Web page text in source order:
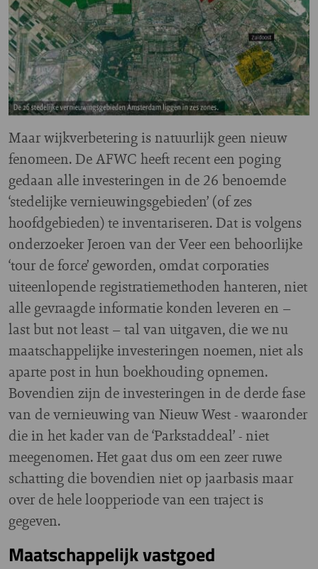
Maar wijkverbetering is natuurlijk geen nieuw
fenomeen. De AFWC heeft recent een poging
gedaan alle investeringen in de 26 benoemde
‘stedelijke vernieuwingsgebieden’ (of zes
hoofdgebieden) te inventariseren. Dat is volgens
onderzoeker Jeroen van der Veer een behoorlijke
‘tour de force’ geworden, omdat corporaties
uiteenlopende registratiemethoden hanteren, niet
alle gevraagde informatie konden leveren en –
last but not least – tal van uitgaven, die we nu
maatschappelijke investeringen noemen, niet als
aparte post in hun boekhouding opnemen.
Bovendien zijn de investeringen in de derde fase
van de vernieuwing van Nieuw West - waaronder
die in het kader van de ‘Parkstaddeal’ - niet
meegenomen. Het gaat dus om een zeer ruwe
schatting die bovendien niet op jaarbasis maar
over de hele loopperiode van een traject is
gegeven.
Maatschappelijk vastgoed